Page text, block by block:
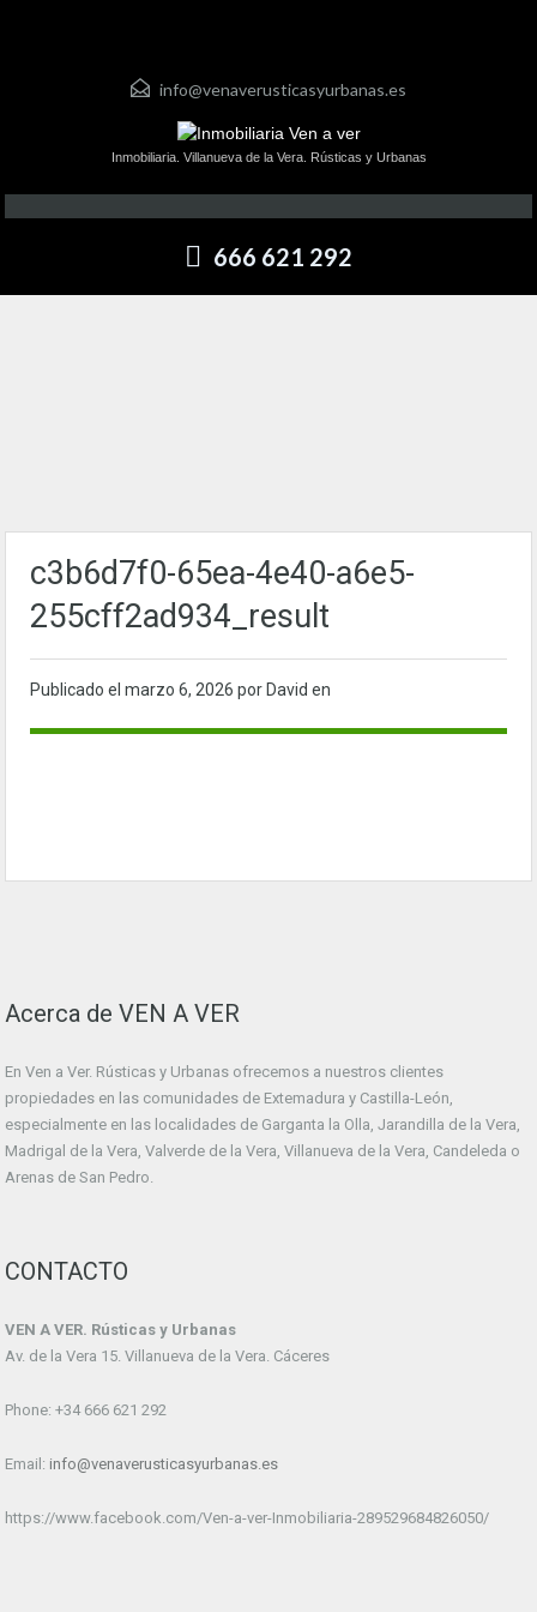
info@venaverusticasyurbanas.es
Inmobiliaria. Villanueva de la Vera. Rústicas y Urbanas
666 621 292
c3b6d7f0-65ea-4e40-a6e5-
255cff2ad934_result
Publicado el marzo 6, 2026 por David en
Acerca de VEN A VER
En Ven a Ver. Rústicas y Urbanas ofrecemos a nuestros clientes
propiedades en las comunidades de Extemadura y Castilla-León,
especialmente en las localidades de Garganta la Olla, Jarandilla de la Vera,
Madrigal de la Vera, Valverde de la Vera, Villanueva de la Vera, Candeleda o
Arenas de San Pedro.
CONTACTO
VEN A VER. Rústicas y Urbanas
Av. de la Vera 15. Villanueva de la Vera. Cáceres
Phone: +34 666 621 292
Email: info@venaverusticasyurbanas.es
https://www.facebook.com/Ven-a-ver-Inmobiliaria-289529684826050/